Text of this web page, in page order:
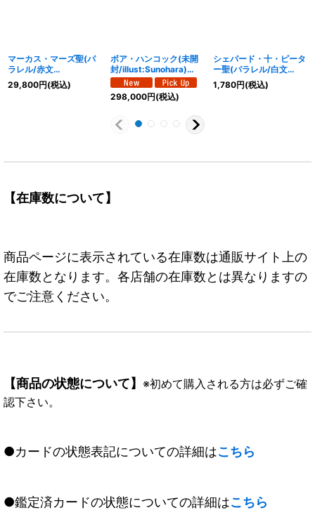
マーカス・マーズ聖(パ
ラレル/赤文
字/illust:Gege
Akutami)【R/P】
29,800円(税込)
ボア・ハンコック(未開
封/illust:Sunohara)
【SR】{OP16-032}
298,000円(税込)
シェパード・十・ピータ
ー聖(パラレル/白文
字/illust:Gege
Akutami)【R/P】
1,780円(税込)
【在庫数について】
商品ページに表示されている在庫数は通販サイト上の
在庫数となります。各店舗の在庫数とは異なりますの
でご注意ください。
【商品の状態について】 ※初めて購入される方は必ずご確
認下さい。
●カードの状態表記についての詳細はこちら
●鑑定済カードの状態についての詳細はこちら